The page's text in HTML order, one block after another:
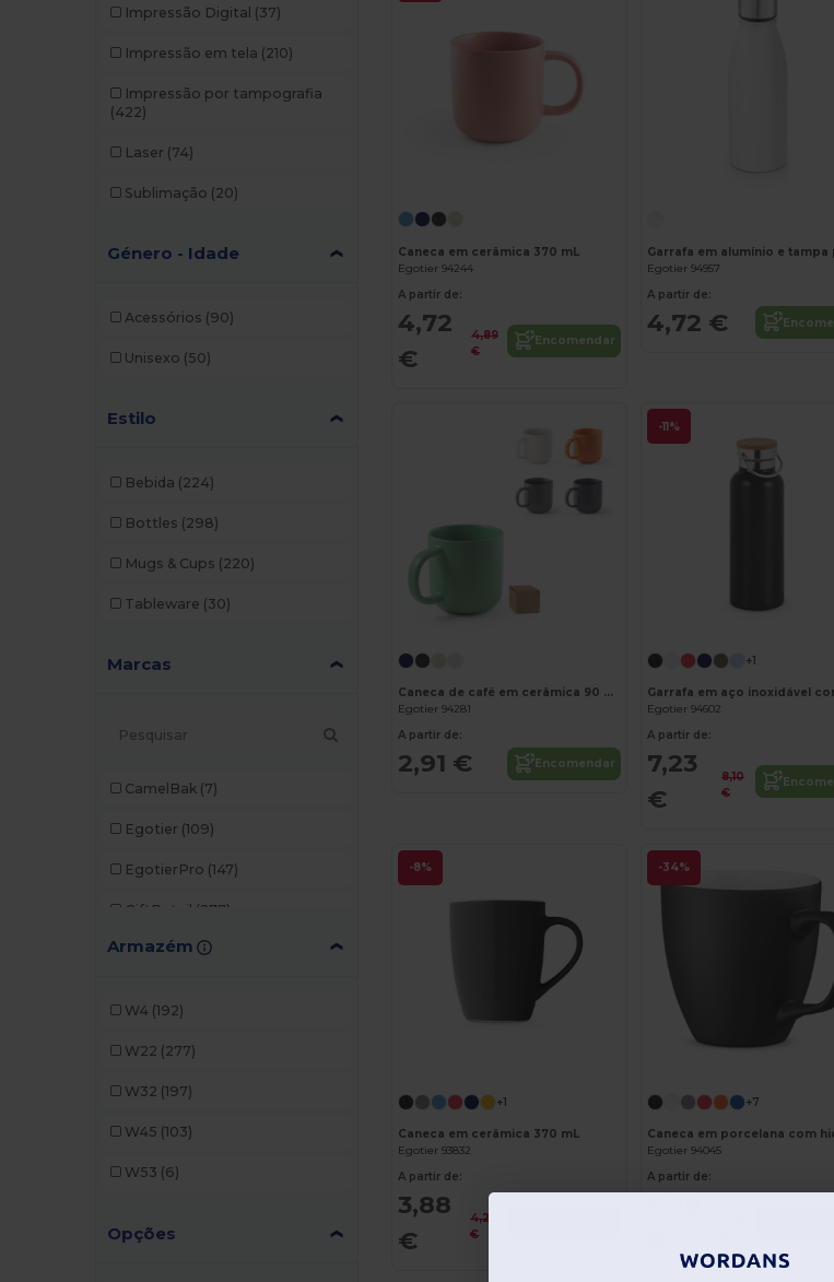
Impressão Digital (37)
Impressão em tela (210)
Impressão por tampografia
(422)
Laser (74)
Sublimação (20)
Género - Idade
Acessórios (90)
Unisexo (50)
Estilo
Bebida (224)
Bottles (298)
Mugs & Cups (220)
Tableware (30)
Marcas
CamelBak (7)
Egotier (109)
EgotierPro (147)
GiftRetail (277)
Larq (2)
Stanley®
Armazém
W4 (192)
W22 (277)
W32 (197)
W45 (103)
W53 (6)
Opções
Caneca em cerâmica 370 mL
Egotier 94244
A partir de:
4,72
€
4,89
€
Encomendar
Egotier 94957
A partir de:
4,72 €
Caneca de café em cerâmica 90 mL
Egotier 94281
A partir de:
2,91 € Encomendar
-11%
+1
Egotier 94602
A partir de:
7,23
€
8,10
€
-8%
+1
Caneca em cerâmica 370 mL
Egotier 93832
A partir de:
3,88
€
4,20
€
-34%
+7
Egotier 94045
A partir de: